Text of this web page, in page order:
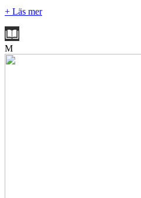
+ Läs mer
M